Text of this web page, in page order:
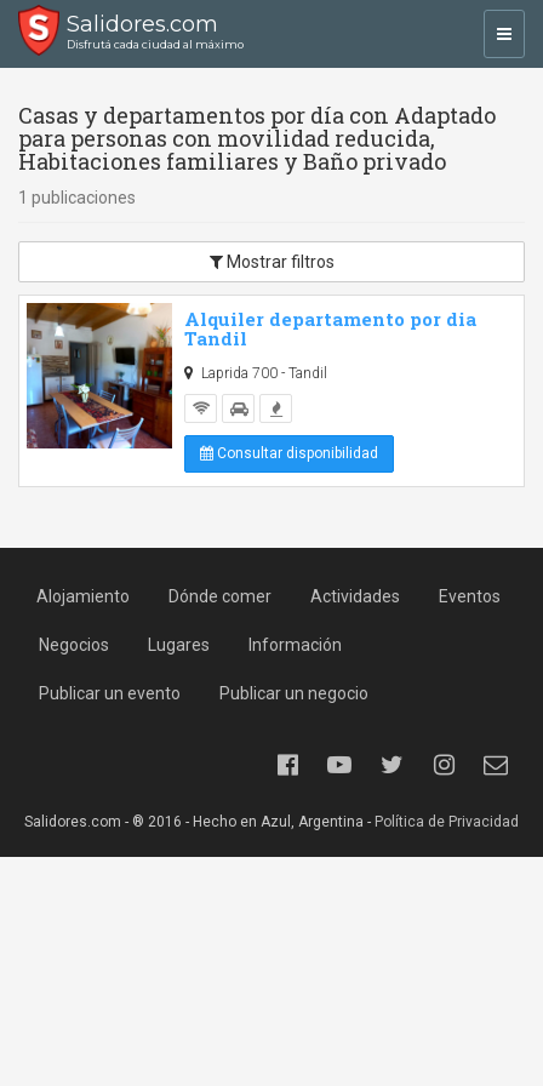
Salidores.com
Disfrutá cada ciudad al máximo
Casas y departamentos por día con Adaptado
para personas con movilidad reducida,
Habitaciones familiares y Baño privado
1 publicaciones
Mostrar filtros
Alquiler departamento por dia
Tandil
Laprida 700 - Tandil
Consultar disponibilidad
Alojamiento Dónde comer Actividades Eventos
Negocios Lugares Información
Publicar un evento Publicar un negocio
Salidores.com - ® 2016 - Hecho en Azul, Argentina - Política de Privacidad